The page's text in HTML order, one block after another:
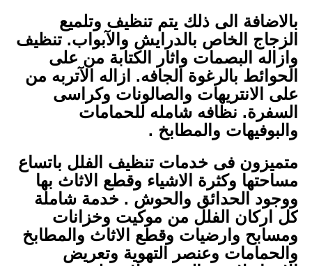
بالاضافة الى ذلك يتم تنظيف وتلميع
الزجاج الخاص بالدرايش والآبواب. تنظيف
وازاله البصمات واثار الكتابة من على
الحوائط بالرغوة الجافه. ازاله الآتربه من
على الانتريهات والصالونات وكراسى
السفرة. نظافه شامله للحمامات
والبوفيهات والمطابخ .
متميزون فى خدمات تنظيف الفلل باتساع
مساحتها وكثرة الاشياء وقطع الاثاث بها
ووجود الحدائق والحوش . خدمة شاملة
كل اركان الفلل من موكيت وخزانات
ومسابح وارضيات وقطع الاثاث والمطابخ
والحمامات وعنصر التهوية وتعريض